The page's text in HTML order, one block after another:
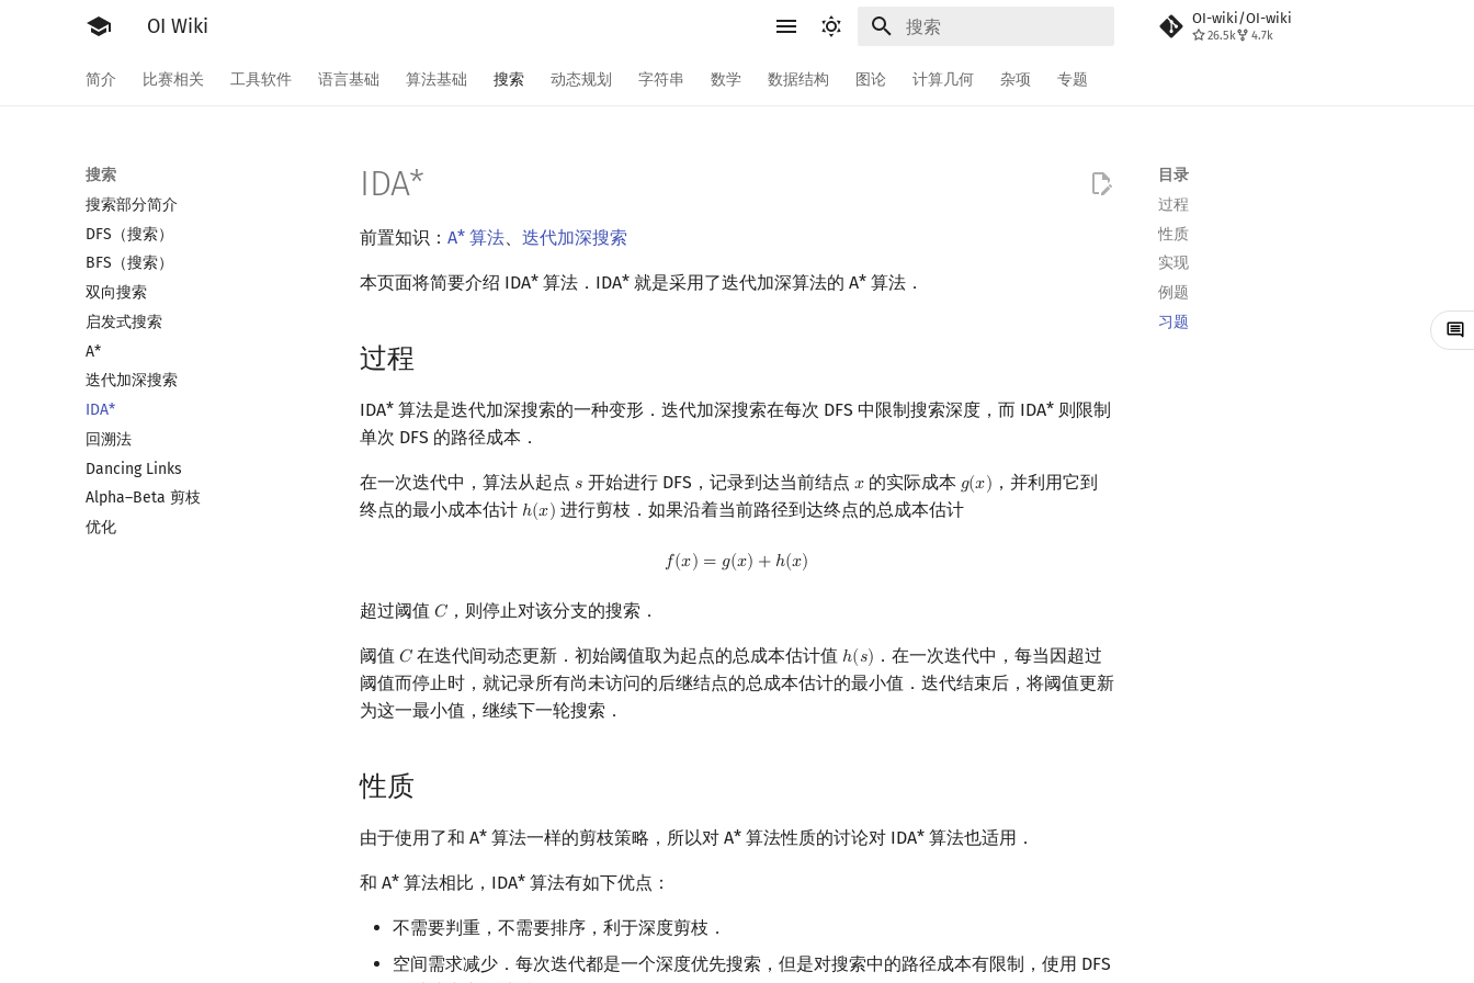
OI Wiki OI-wiki/OI-wiki
26.5k 4.7k
简介 比赛相关 工具软件 语言基础 算法基础 搜索 动态规划 字符串 数学 数据结构 图论 计算几何 杂项 专题
搜索
搜索部分简介
DFS（搜索）
BFS（搜索）
双向搜索
启发式搜索
A*
迭代加深搜索
IDA*
回溯法
Dancing Links
Alpha–Beta 剪枝
优化
目录
过程
性质
实现
例题
习题
IDA*
前置知识： A* 算法、 迭代加深搜索
本页面将简要介绍 IDA* 算法．IDA* 就是采用了迭代加深算法的 A* 算法．
过程
IDA* 算法是迭代加深搜索的一种变形．迭代加深搜索在每次 DFS 中限制搜索深度，而 IDA* 则限制
单次 DFS 的路径成本．
在一次迭代中，算法从起点 𝑠
s 开始进行 DFS，记录到达当前结点 𝑥
x的实际成本 𝑔(𝑥)
g(x) ，并利用它到
终点的最小成本估计 ℎ(𝑥)
h(x) 进行剪枝．如果沿着当前路径到达终点的总成本估计
𝑓(𝑥) = 𝑔(𝑥) + ℎ(𝑥)
f( x)= g(x)+ h( x)
超过阈值 𝐶
C ，则停止对该分支的搜索．
阈值 𝐶
C 在迭代间动态更新．初始阈值取为起点的总成本估计值 ℎ(𝑠)
h(s) ．在一次迭代中，每当因超过
阈值而停止时，就记录所有尚未访问的后继结点的总成本估计的最小值．迭代结束后，将阈值更新
为这一最小值，继续下一轮搜索．
性质
由于使用了和 A* 算法一样的剪枝策略，所以对 A* 算法性质的讨论对 IDA* 算法也适用．
和 A* 算法相比，IDA* 算法有如下优点：
不需要判重，不需要排序，利于深度剪枝．
空间需求减少．每次迭代都是一个深度优先搜索，但是对搜索中的路径成本有限制，使用 DFS